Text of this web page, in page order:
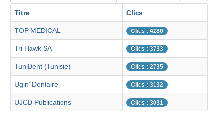
Titre Clics
TOP MEDICAL Clics : 4286
Tri Hawk SA Clics : 3733
TuniDent (Tunisie) Clics : 2735
Ugin' Dentaire Clics : 3132
UJCD Publications Clics : 3031